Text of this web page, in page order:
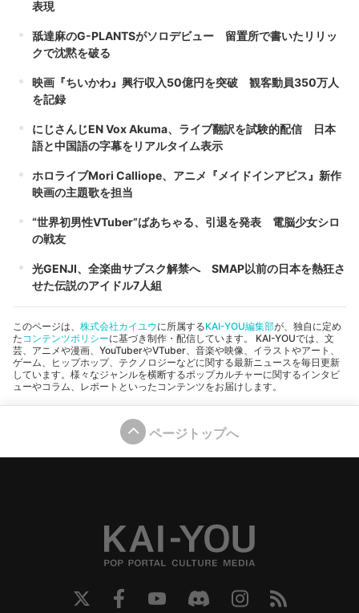
表現
舐達麻のG-PLANTSがソロデビュー 留置所で書いたリリッ
クで沈黙を破る
映画『ちいかわ』興行収入50億円を突破 観客動員350万人
を記録
にじさんじEN Vox Akuma、ライブ翻訳を試験的配信 日本
語と中国語の字幕をリアルタイム表示
ホロライブMori Calliope、アニメ『メイドインアビス』新作
映画の主題歌を担当
“世界初男性VTuber”ばあちゃる、引退を発表 電脳少女シロ
の戦友
光GENJI、全楽曲サブスク解禁へ SMAP以前の日本を熱狂さ
せた伝説のアイドル7人組
このページは、 株式会社カイユウに所属するKAI-YOU編集部が、独自に定め
た コンテンツポリシーに基づき制作・配信しています。 KAI-YOUでは、文
芸、アニメや漫画、YouTuberやVTuber、音楽や映像、イラストやアート、
ゲーム、ヒップホップ、テクノロジーなどに関する最新ニュースを毎日更新
しています。様々なジャンルを横断するポップカルチャーに関するインタビ
ューやコラム、レポートといったコンテンツをお届けします。
ページトップへ